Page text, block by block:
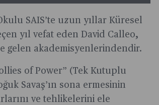
SAIS’te uzun yıllar Küresel
yıl vefat eden David Calleo,
gelen akademisyenlerindendir.
of Power” (Tek Kutuplu
Savaş’ın sona ermesinin
ve tehlikelerini ele